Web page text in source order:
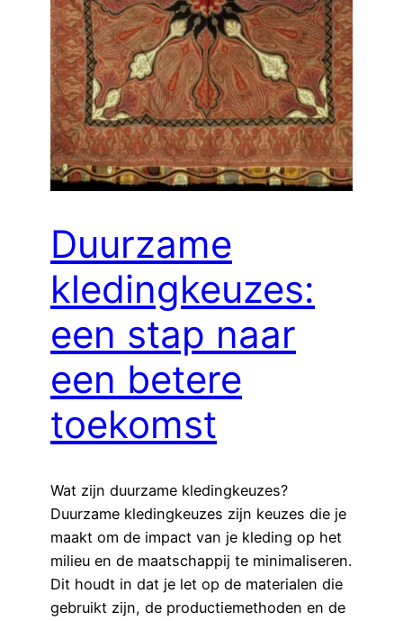
Duurzame
kledingkeuzes:
een stap naar
een betere
toekomst
Wat zijn duurzame kledingkeuzes?
Duurzame kledingkeuzes zijn keuzes die je
maakt om de impact van je kleding op het
milieu en de maatschappij te minimaliseren.
Dit houdt in dat je let op de materialen die
gebruikt zijn, de productiemethoden en de